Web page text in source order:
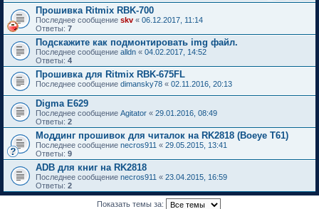
Прошивка Ritmix RBK-700
Последнее сообщение skv « 06.12.2017, 11:14
Ответы: 7
Подскажите как подмонтировать img файл.
Последнее сообщение alldn « 04.02.2017, 14:52
Ответы: 4
Прошивка для Ritmix RBK-675FL
Последнее сообщение dimansky78 « 02.11.2016, 20:13
Digma E629
Последнее сообщение Agitator « 29.01.2016, 08:49
Ответы: 2
Моддинг прошивок для читалок на RK2818 (Boeye T61)
Последнее сообщение necros911 « 29.05.2015, 13:41
Ответы: 9
ADB для книг на RK2818
Последнее сообщение necros911 « 23.04.2015, 16:59
Ответы: 2
Показать темы за: